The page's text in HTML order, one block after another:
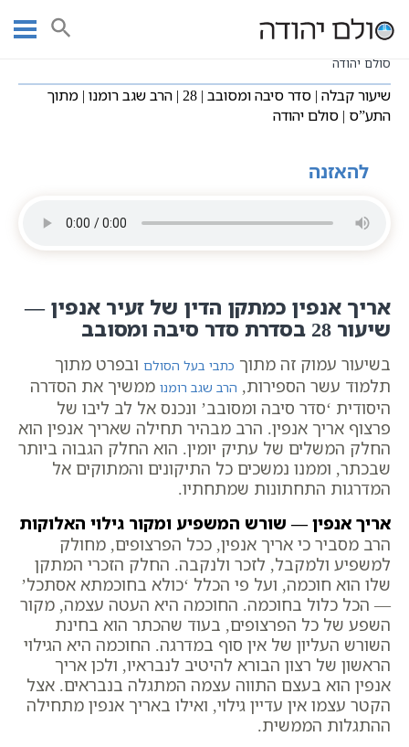
content
עמוד ראשי שיעורי וידאו
סולם יהודה
שיעור קבלה | סדר סיבה ומסובב | 28 | הרב שגב רומנו | מתוך
התע”ס | סולם יהודה
להאזנה
אריך אנפין כמתקן הדין של זעיר אנפין —
שיעור 28 בסדרת סדר סיבה ומסובב
בשיעור עמוק זה מתוך כתבי בעל הסולם ובפרט מתוך
תלמוד עשר הספירות, הרב שגב רומנו ממשיך את הסדרה
היסודית ‘סדר סיבה ומסובב’ ונכנס אל לב ליבו של
פרצוף אריך אנפין. הרב מבהיר תחילה שאריך אנפין הוא
החלק המשלים של עתיק יומין. הוא החלק הגבוה ביותר
שבכתר, וממנו נמשכים כל התיקונים והמתוקים אל
המדרגות התחתונות שמתחתיו.
אריך אנפין — שורש המשפיע ומקור גילוי האלוקות
הרב מסביר כי אריך אנפין, ככל הפרצופים, מחולק
למשפיע ולמקבל, לזכר ולנקבה. החלק הזכרי המתקן
שלו הוא חוכמה, ועל פי הכלל ‘כולא בחוכמתא אסתכל’
— הכל כלול בחוכמה. החוכמה היא העטה עצמה, מקור
השפע של כל הפרצופים, בעוד שהכתר הוא בחינת
השורש העליון של אין סוף במדרגה. החוכמה היא הגילוי
הראשון של רצון הבורא להיטיב לנבראיו, ולכן אריך
אנפין הוא בעצם התווה עצמה המתגלה בנבראים. אצל
הקטר עצמו אין עדיין גילוי, ואילו באריך אנפין מתחילה
ההתגלות הממשית.